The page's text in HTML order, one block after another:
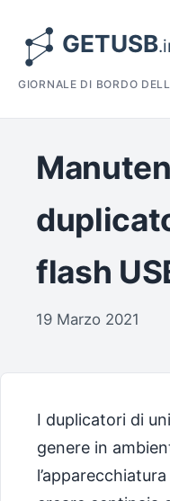
GIORNALE DI BORDO
flash
19 Marzo 2021
I duplicatori di
genere in